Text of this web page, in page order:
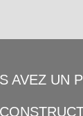
AVEZ UN